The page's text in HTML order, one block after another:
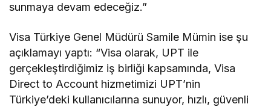
sunmaya devam edeceğiz.”
Visa Türkiye Genel Müdürü Samile Mümin ise şu
açıklamayı yaptı: “Visa olarak, UPT ile
gerçekleştirdiğimiz iş birliği kapsamında, Visa
Direct to Account hizmetimizi UPT’nin
Türkiye’deki kullanıcılarına sunuyor, hızlı, güvenli